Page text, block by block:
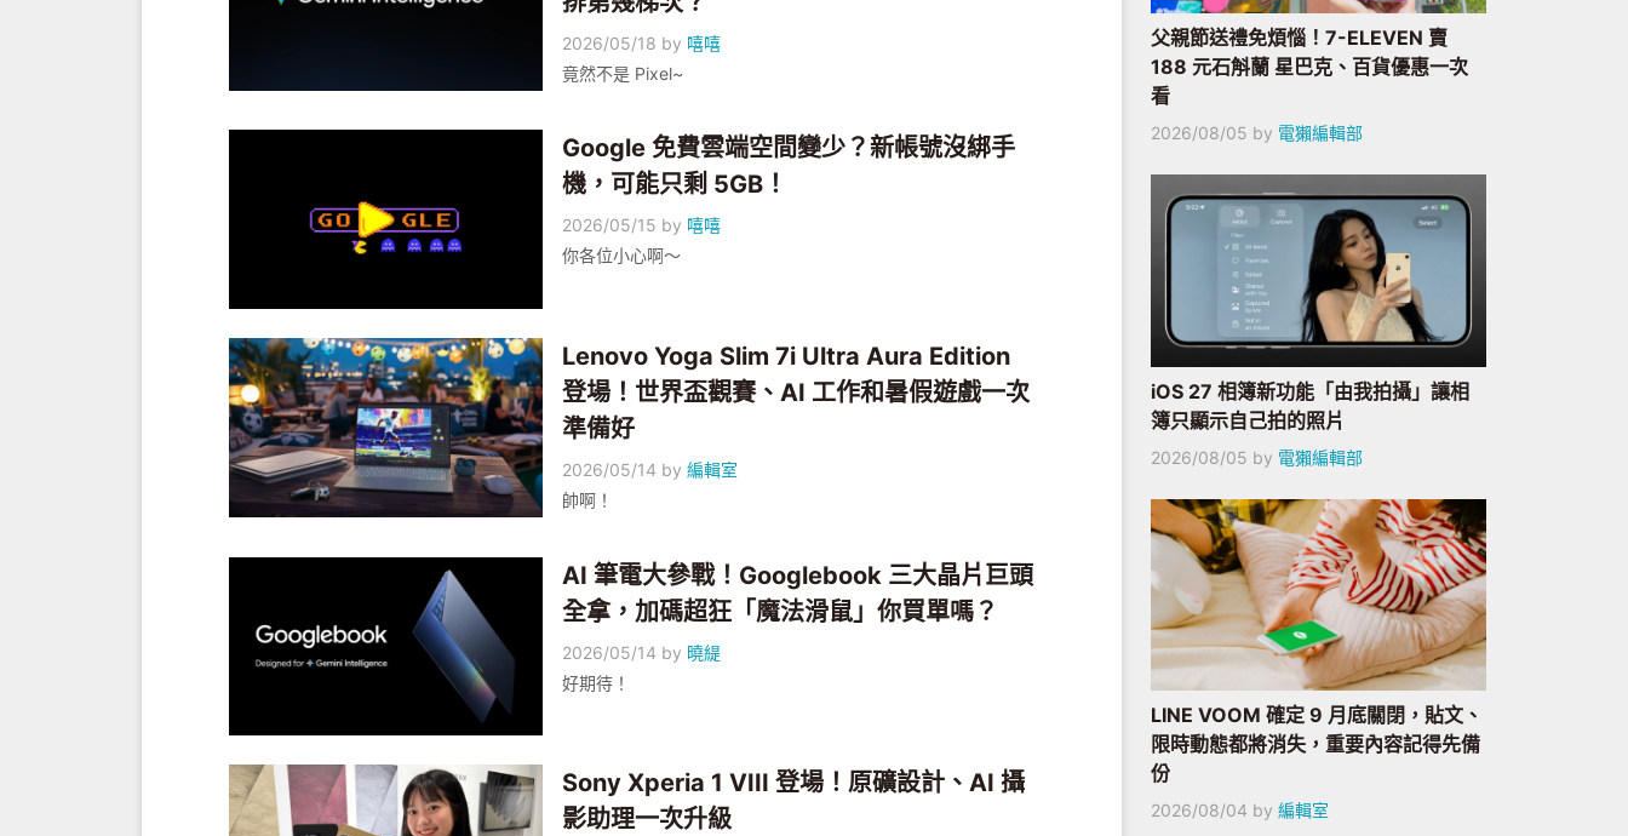
2026/05/18 by 嘻嘻
竟然不是 Pixel~
Google 免費雲端空間變少？新帳號沒綁手
機，可能只剩 5GB！
2026/05/15 by 嘻嘻
你各位小心啊～
Lenovo Yoga Slim 7i Ultra Aura Edition
登場！世界盃觀賽、AI 工作和暑假遊戲一次
準備好
2026/05/14 by編輯室
帥啊！
AI 筆電大參戰！Googlebook 三大晶片巨頭
全拿，加碼超狂「魔法滑鼠」你買單嗎？
2026/05/14 by 曉緹
好期待！
Sony Xperia 1 VIII 登場！原礦設計、AI 攝
影助理一次升級
父親節送禮免煩惱！7-ELEVEN 賣
188 元石斛蘭 星巴克、百貨優惠一次
看
2026/08/05 by 電獺編輯部
iOS 27 相簿新功能「由我拍攝」讓相
簿只顯示自己拍的照片
2026/08/05 by 電獺編輯部
LINE VOOM 確定 9 月底關閉，貼文、
限時動態都將消失，重要內容記得先備
份
2026/08/04 by 編輯室